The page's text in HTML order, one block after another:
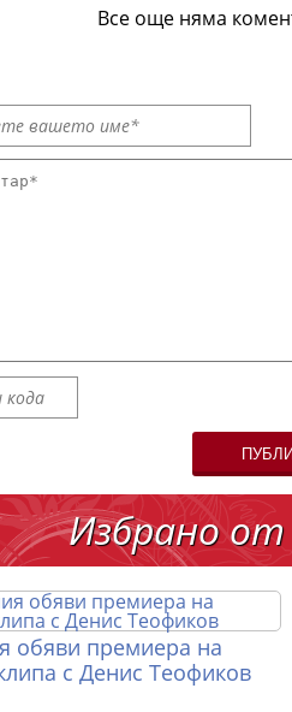
Все още няма
Избрано
обяви премиера на
с Денис Теофиков